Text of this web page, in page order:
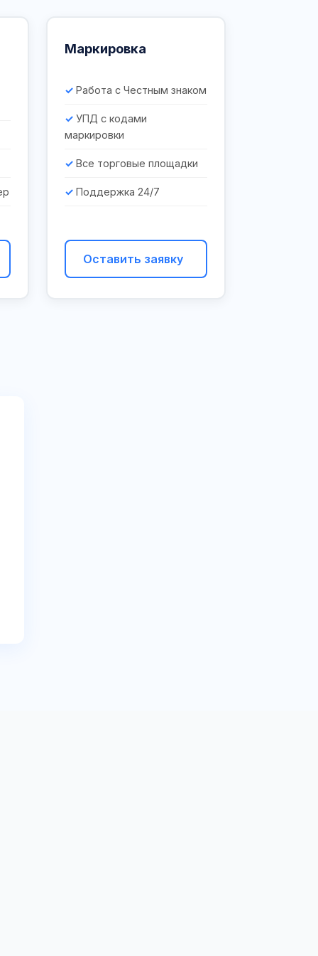
Маркировка
Работа с Честным знаком
УПД с кодами
маркировки
Все торговые площадки
Поддержка 24/7
Оставить заявку